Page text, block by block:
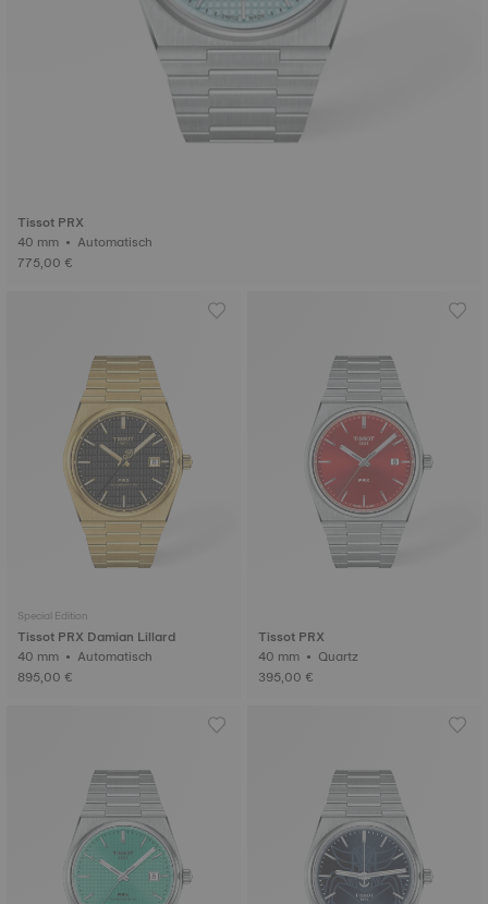
Tissot PRX
40 mm • Automatisch
775,00 €
Special Edition
Tissot PRX Damian Lillard
40 mm • Automatisch
895,00 €
Tissot PRX
40 mm • Quartz
395,00 €